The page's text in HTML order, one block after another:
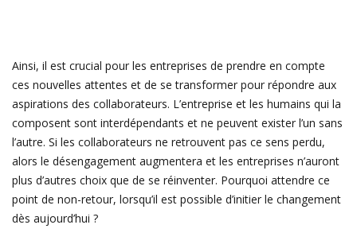
Ainsi, il est crucial pour les entreprises de prendre en compte
ces nouvelles attentes et de se transformer pour répondre aux
aspirations des collaborateurs. L’entreprise et les humains qui la
composent sont interdépendants et ne peuvent exister l’un sans
l’autre. Si les collaborateurs ne retrouvent pas ce sens perdu,
alors le désengagement augmentera et les entreprises n’auront
plus d’autres choix que de se réinventer. Pourquoi attendre ce
point de non-retour, lorsqu’il est possible d’initier le changement
dès aujourd’hui ?